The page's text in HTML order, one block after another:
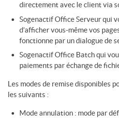
directement avec le client via
Sogenactif Office Serveurqui
d’afficher vous-même vos
fonctionne par un dialogue de
Sogenactif Office Batchqui
paiements par échange de
Les modes de remise disponibles
les suivants :
Mode annulation : mode par